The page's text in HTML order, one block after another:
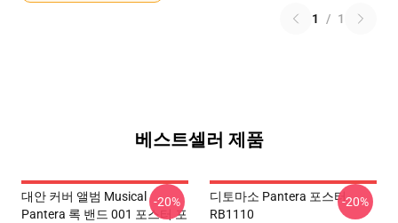
1 / 1
베스트셀러 제품
대안 커버 앨범 Musical
Pantera 록 밴드 001 포스터 포
-20%
디토마소 Pantera 포스터
RB1110
-20%